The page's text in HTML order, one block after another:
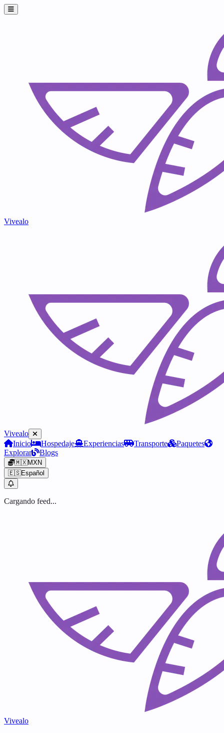
Vivealo
Vivealo
Inicio
Hospedaje Experiencias Transporte
Paquetes
Explorar
Blogs
🇲🇽MXN
🇪🇸Español
Cargando feed...
Vivealo